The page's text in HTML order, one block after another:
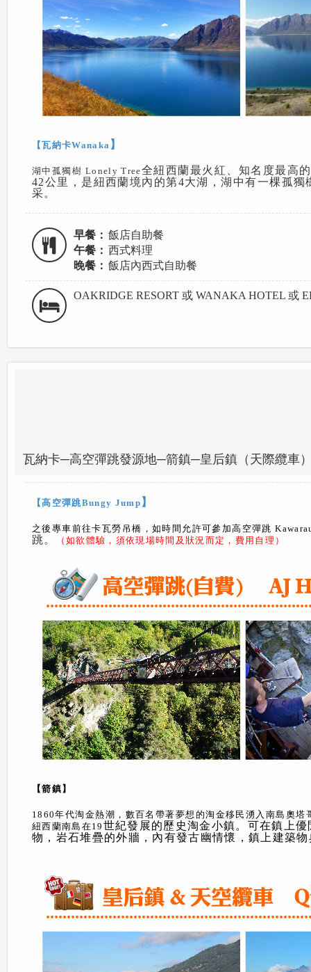
【瓦納卡Wanaka 】
湖中孤獨樹 Lonely Tree全紐西蘭最火紅、知名度最高
42公里，是紐西蘭境內的第4大湖，湖中有一棵孤
采。
早餐： 飯店自助餐
午餐： 西式料理
晚餐： 飯店內西式自助餐
OAKRIDGE RESORT 或 WANAKA HOTEL 或
瓦納卡─高空彈跳發源地─箭鎮─皇后鎮（天際纜車
【高空彈跳Bungy Jump 】
之後專車前往卡瓦勞吊橋，如時間允許可參加高空彈跳
跳。 （如欲體驗，須依現場時間及狀況而定，費用自理）
【箭鎮】
1860年代淘金熱潮，數百名帶著夢想的淘金移民湧入南島奧
紐西蘭南島在19 世紀發展的歷史淘金小鎮。可在鎮上
物，岩石堆疊的外牆，內有發古幽情懷，鎮上建築